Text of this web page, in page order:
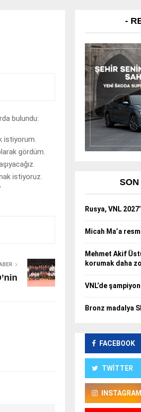
bulundu:
istiyorum.
gördüm.
istiyoruz.
-
SON
Rusya, VNL
Micah Ma’a
Mehmet Akif
korumak daha
VNL’de
Bronz madalya
FACEBOOK
TWITTER
INSTAGRAM